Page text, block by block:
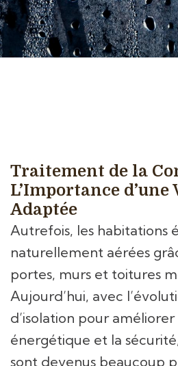
Traitement de la
L’Importance
Adaptée
Autrefois, les habitations
naturellement aérées
portes, murs et toitures
Aujourd’hui, avec
d’isolation pour
énergétique et la
sont devenus beaucoup